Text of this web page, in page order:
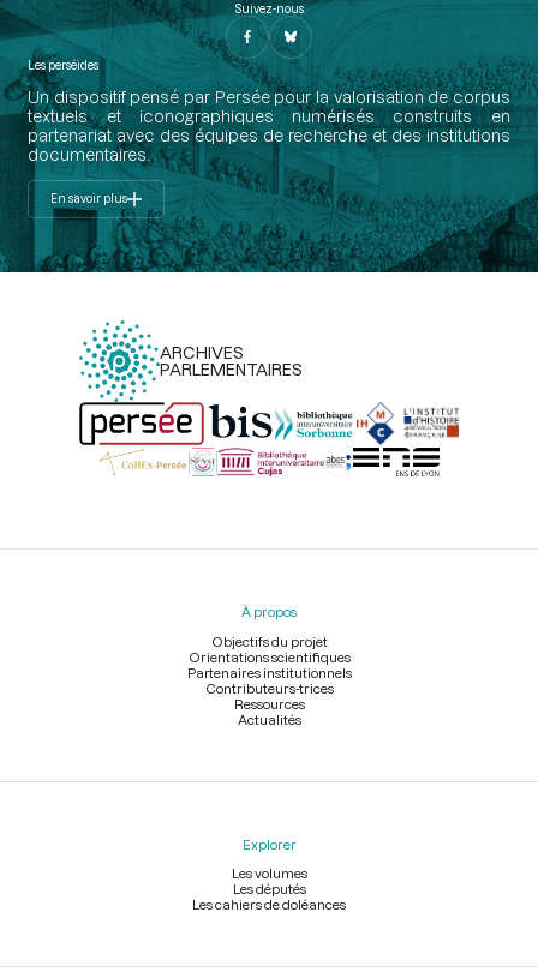
Suivez-nous
Les perséides
Un dispositif pensé par Persée pour la valorisation de corpus
textuels et iconographiques numérisés construits en
partenariat avec des équipes de recherche et des institutions
documentaires.
En savoir plus
ARCHIVES
PARLEMENTAIRES
Menu
À propos
Objectifs du projet
Orientations scientifiques
Partenaires institutionnels
Contributeurs-trices
Ressources
Actualités
Explorer
Les volumes
Les députés
Les cahiers de doléances